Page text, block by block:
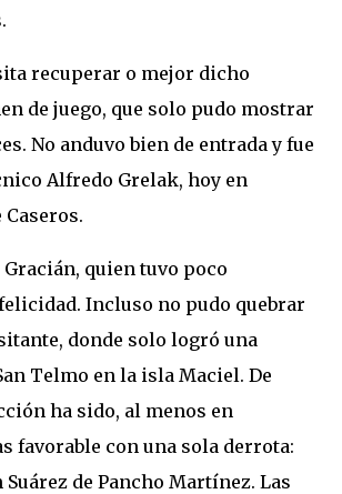
recuperar o mejor dicho
de juego, que solo pudo mostrar
No anduvo bien de entrada y fue
Alfredo Grelak, hoy en
quien tuvo poco
Incluso no pudo quebrar
donde solo logró una
Telmo en la isla Maciel. De
ha sido, al menos en
favorable con una sola derrota:
de Pancho Martínez. Las